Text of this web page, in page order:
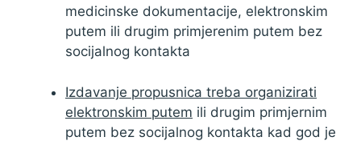
medicinske dokumentacije, elektronskim
putem ili drugim primjerenim putem bez
socijalnog kontakta
Izdavanje propusnica treba organizirati
elektronskim putem ili drugim primjernim
putem bez socijalnog kontakta kad god je